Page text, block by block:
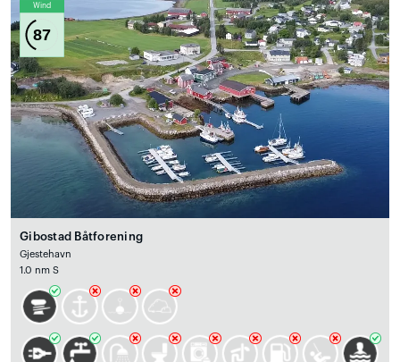
Wind
87
Gibostad Båtforening
Gjestehavn
1.0 nm S